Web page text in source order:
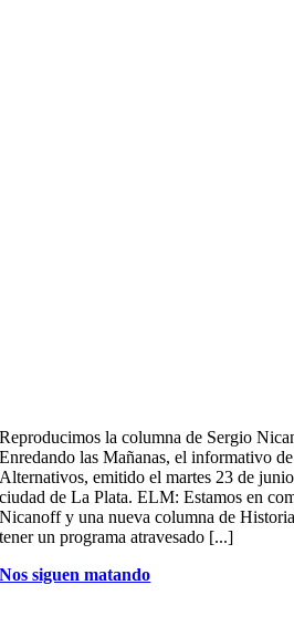
Reproducimos la columna de Sergio
Enredando las Mañanas, el informativo
Alternativos, emitido el martes 23 de
ciudad de La Plata. ELM: Estamos en
Nicanoff y una nueva columna de
tener un programa atravesado [...]
Nos siguen matando